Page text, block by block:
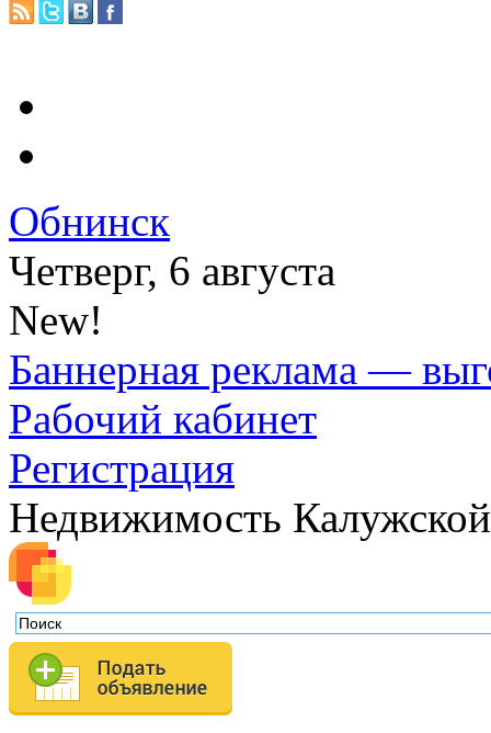
Обнинск
Четверг, 6 августа
New!
Баннерная реклама —
Рабочий кабинет
Регистрация
Недвижимость